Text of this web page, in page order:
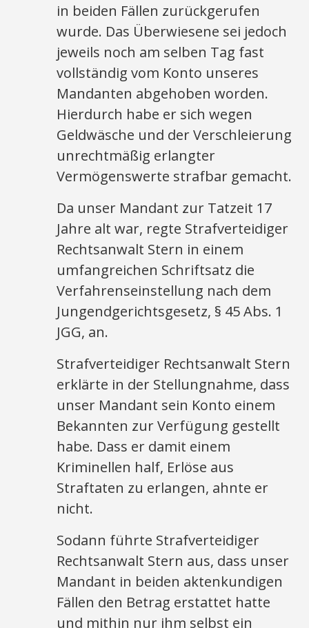
in beiden Fällen zurückgerufen
wurde. Das Überwiesene sei jedoch
jeweils noch am selben Tag fast
vollständig vom Konto unseres
Mandanten abgehoben worden.
Hierdurch habe er sich wegen
Geldwäsche und der Verschleierung
unrechtmäßig erlangter
Vermögenswerte strafbar gemacht.
Da unser Mandant zur Tatzeit 17
Jahre alt war, regte Strafverteidiger
Rechtsanwalt Stern in einem
umfangreichen Schriftsatz die
Verfahrenseinstellung nach dem
Jungendgerichtsgesetz, § 45 Abs. 1
JGG, an.
Strafverteidiger Rechtsanwalt Stern
erklärte in der Stellungnahme, dass
unser Mandant sein Konto einem
Bekannten zur Verfügung gestellt
habe. Dass er damit einem
Kriminellen half, Erlöse aus
Straftaten zu erlangen, ahnte er
nicht.
Sodann führte Strafverteidiger
Rechtsanwalt Stern aus, dass unser
Mandant in beiden aktenkundigen
Fällen den Betrag erstattet hatte
und mithin nur ihm selbst ein